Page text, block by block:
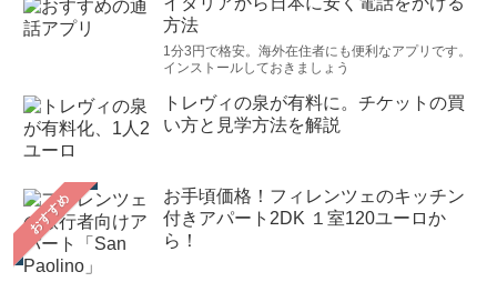
方法
1分3円で格安。海外在住者にも便利なアプリです。
インストールしておきましょう
トレヴィの泉が有料に。チケットの買
い方と見学方法を解説
おすすめ
お手頃価格！フィレンツェのキッチン
付きアパート2DK １室120ユーロか
ら！